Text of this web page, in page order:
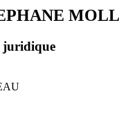
juridique